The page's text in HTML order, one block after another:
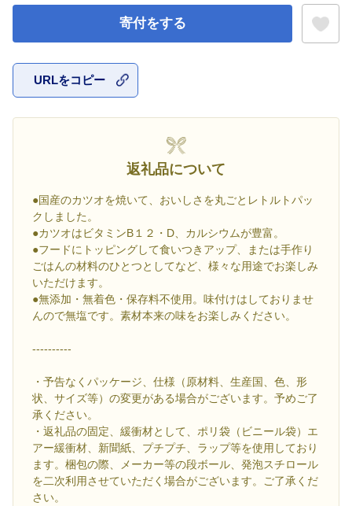
寄付をする
URLをコピー
返礼品について
●国産のカツオを焼いて、おいしさを丸ごとレトルトパッ
クしました。
●カツオはビタミンB１２・D、カルシウムが豊富。
●フードにトッピングして食いつきアップ、または手作り
ごはんの材料のひとつとしてなど、様々な用途でお楽しみ
いただけます。
●無添加・無着色・保存料不使用。味付けはしておりませ
んので無塩です。素材本来の味をお楽しみください。
----------
・予告なくパッケージ、仕様（原材料、生産国、色、形
状、サイズ等）の変更がある場合がございます。予めご了
承ください。
・返礼品の固定、緩衝材として、ポリ袋（ビニール袋）エ
アー緩衝材、新聞紙、プチプチ、ラップ等を使用しており
ます。梱包の際、メーカー等の段ボール、発泡スチロール
を二次利用させていただく場合がございます。ご了承くだ
さい。